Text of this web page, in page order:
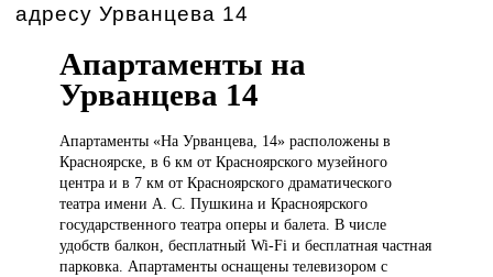
адресу Урванцева 14
Апартаменты на
Урванцева 14
Апартаменты «НаУрванцева, 14» расположены в
Красноярске, в 6 км от Красноярского музейного
центра и в 7 км от Красноярского драматического
театра имени А. С. Пушкина и Красноярского
государственного театра оперы и балета. В числе
удобств балкон, бесплатный Wi-Fi и бесплатная частная
парковка. Апартаменты оснащены телевизором с